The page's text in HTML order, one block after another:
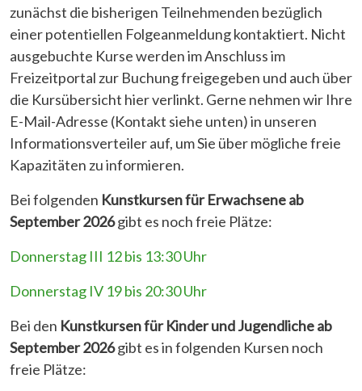
zunächst die bisherigen Teilnehmenden bezüglich
einer potentiellen Folgeanmeldung kontaktiert. Nicht
ausgebuchte Kurse werden im Anschluss im
Freizeitportal zur Buchung freigegeben und auch über
die Kursübersicht hier verlinkt. Gerne nehmen wir Ihre
E-Mail-Adresse (Kontakt siehe unten) in unseren
Informationsverteiler auf, um Sie über mögliche freie
Kapazitäten zu informieren.
Bei folgenden Kunstkursen für Erwachsene ab
September 2026gibt es noch freie Plätze:
Donnerstag III 12 bis 13:30 Uhr
Donnerstag IV 19 bis 20:30 Uhr
Bei den Kunstkursen für Kinder und Jugendlicheab
September 2026gibt es in folgenden Kursen noch
freie Plätze: